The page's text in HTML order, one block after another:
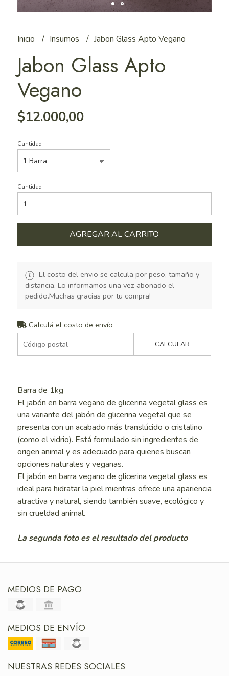
Inicio Insumos Jabon Glass Apto Vegano
Jabon Glass Apto
Vegano
$12.000,00
Cantidad
Cantidad
AGREGAR AL CARRITO
El costo del envio se calcula por peso, tamaño y
distancia. Lo informamos una vez abonado el
pedido.Muchas gracias por tu compra!
Calculá el costo de envío
CALCULAR
Barra de 1kg
El jabón en barra vegano de glicerina vegetal glass es
una variante del jabón de glicerina vegetal que se
presenta con un acabado más translúcido o cristalino
(como el vidrio). Está formulado sin ingredientes de
origen animal y es adecuado para quienes buscan
opciones naturales y veganas.
El jabón en barra vegano de glicerina vegetal glass es
ideal para hidratar la piel mientras ofrece una apariencia
atractiva y natural, siendo también suave, ecológico y
sin crueldad animal.
La segunda foto es el resultado del producto
MEDIOS DE PAGO
MEDIOS DE ENVÍO
NUESTRAS REDES SOCIALES